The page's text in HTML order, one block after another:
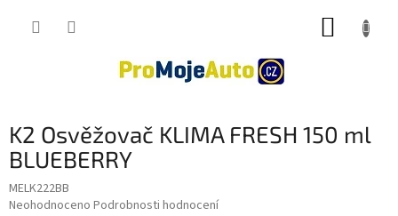
K2 Osvěžovač KLIMA FRESH 150 ml
BLUEBERRY
MELK222BB
Průměrné
Neohodnoceno Podrobnosti hodnocení